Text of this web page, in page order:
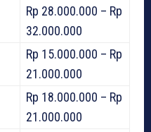
Rp 28.000.000 – Rp
32.000.000
Rp 15.000.000 – Rp
21.000.000
Rp 18.000.000 – Rp
21.000.000